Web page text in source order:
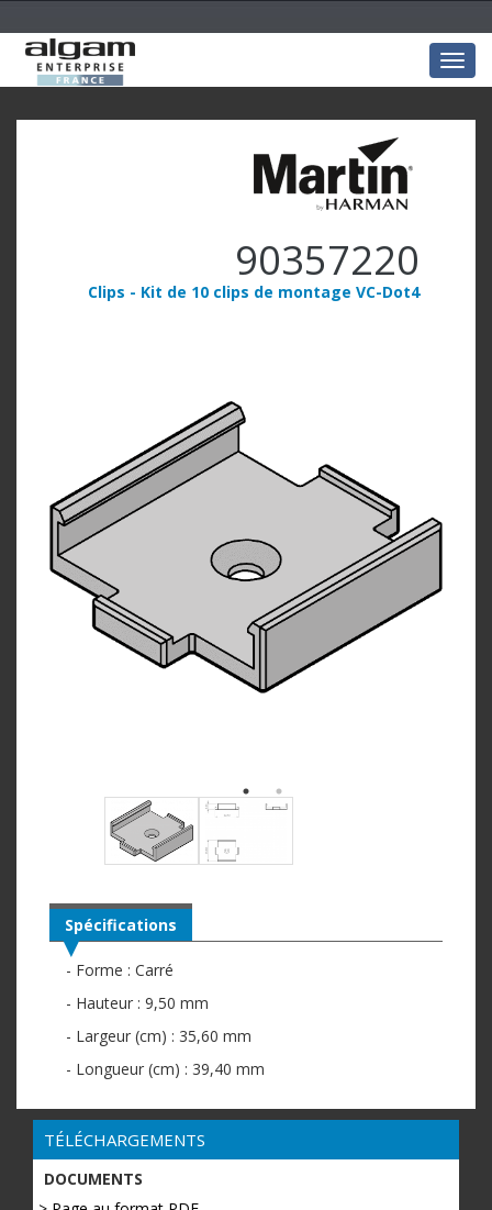
90357220
Clips - Kit de 10 clips de montage VC-Dot4
Spécifications
- Forme : Carré
- Hauteur : 9,50 mm
- Largeur (cm) : 35,60 mm
- Longueur (cm) : 39,40 mm
TÉLÉCHARGEMENTS
DOCUMENTS